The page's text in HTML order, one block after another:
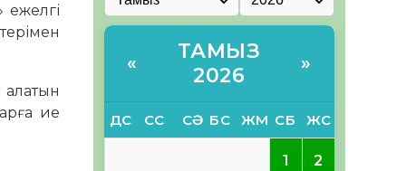
ие
«
ТАМЫЗ
2026
»
ДС СС СӘ БС ЖМ СБ ЖС
1 2